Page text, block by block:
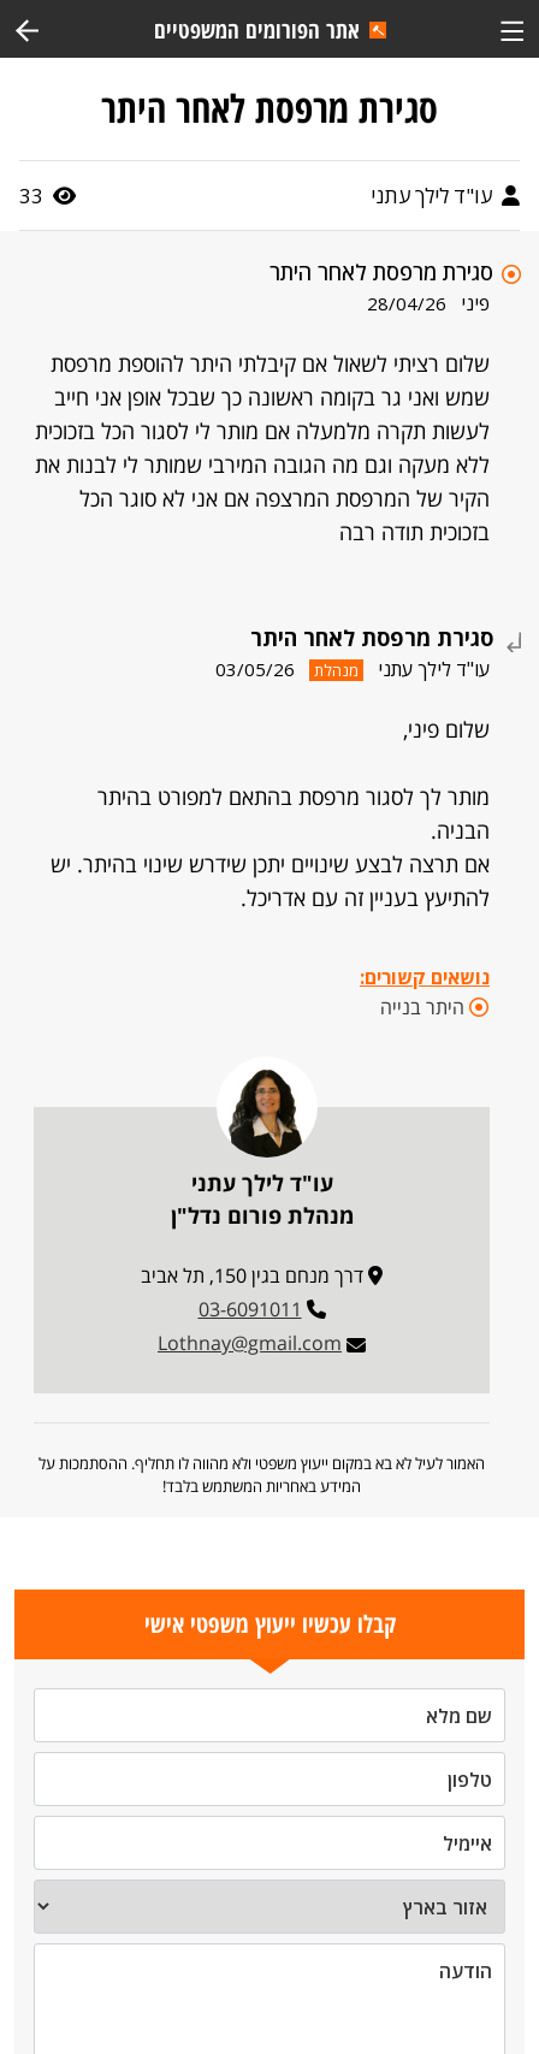
אתר הפורומים המשפטיים
סגירת מרפסת לאחר היתר
עו"ד לילך עתני 33
סגירת מרפסת לאחר היתר
פיני 28/04/26
שלום רציתי לשאול אם קיבלתי היתר להוספת מרפסת
שמש ואני גר בקומה ראשונה כך שבכל אופן אני חייב
לעשות תקרה מלמעלה אם מותר לי לסגור הכל בזכוכית
ללא מעקה וגם מה הגובה המירבי שמותר לי לבנות את
הקיר של המרפסת המרצפה אם אני לא סוגר הכל
בזכוכית תודה רבה
סגירת מרפסת לאחר היתר
עו"ד לילך עתני מנהלת 03/05/26
שלום פיני,
מותר לך לסגור מרפסת בהתאם למפורט בהיתר
הבניה.
אם תרצה לבצע שינויים יתכן שידרש שינוי בהיתר. יש
להתיעץ בעניין זה עם אדריכל.
נושאים קשורים:
היתר בנייה
עו"ד לילך עתני
מנהלת פורום נדל"ן
דרך מנחם בגין 150, תל אביב
03-6091011
Lothnay@gmail.com
האמור לעיל לא בא במקום ייעוץ משפטי ולא מהווה לו תחליף. ההסתמכות על
המידע באחריות המשתמש בלבד!
קבלו עכשיו ייעוץ משפטי אישי